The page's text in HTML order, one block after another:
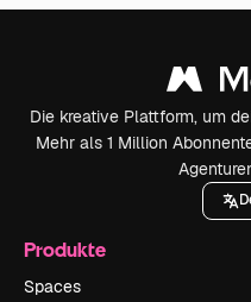
Die kreative Plattform, um
Mehr als 1 Million
Produkte
Spaces